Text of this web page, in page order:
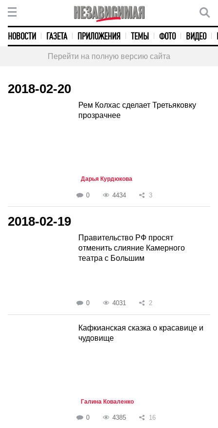
НОВОСТИ ГАЗЕТА ПРИЛОЖЕНИЯ ТЕМЫ ФОТО ВИДЕО
Перейти на полную версию сайта
2018-02-20
Рем Колхас сделает Третьяковку
прозрачнее
Дарья Курдюкова
0 4434 3
2018-02-19
Правительство РФ просят
отменить слияние Камерного
театра с Большим
0 4031 2
Кафкианская сказка о красавице и
чудовище
Галина Коваленко
0 4385 16